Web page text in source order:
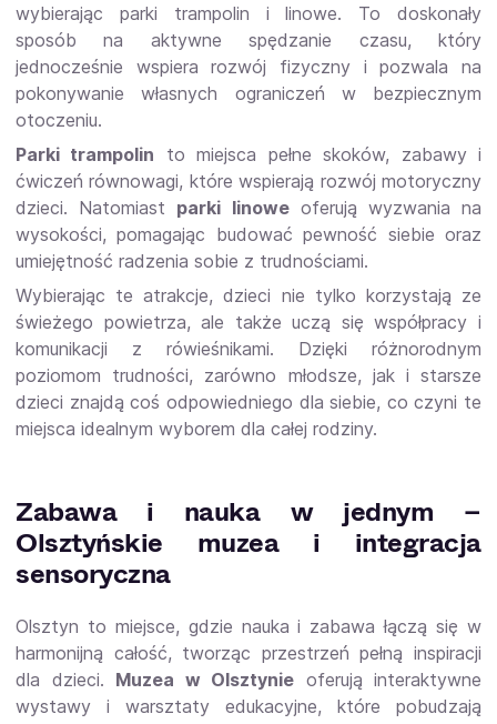
wybierając parki trampolin i linowe. To doskonały
sposób na aktywne spędzanie czasu, który
jednocześnie wspiera rozwój fizyczny i pozwala na
pokonywanie własnych ograniczeń w bezpiecznym
otoczeniu.
Parki trampolin to miejsca pełne skoków, zabawy i
ćwiczeń równowagi, które wspierają rozwój motoryczny
dzieci. Natomiast parki linoweoferują wyzwania na
wysokości, pomagając budować pewność siebie oraz
umiejętność radzenia sobie z trudnościami.
Wybierając te atrakcje, dzieci nie tylko korzystają ze
świeżego powietrza, ale także uczą się współpracy i
komunikacji z rówieśnikami. Dzięki różnorodnym
poziomom trudności, zarówno młodsze, jak i starsze
dzieci znajdą coś odpowiedniego dla siebie, co czyni te
miejsca idealnym wyborem dla całej rodziny.
Zabawa i nauka w jednym –
Olsztyńskie muzea i integracja
sensoryczna
Olsztyn to miejsce, gdzie nauka i zabawa łączą się w
harmonijną całość, tworząc przestrzeń pełną inspiracji
dla dzieci. Muzea w Olsztynie oferują interaktywne
wystawy i warsztaty edukacyjne, które pobudzają